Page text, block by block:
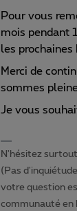
Pour vous
mois pendant
les prochaines
Merci de
sommes
Je vous
N'hésitez
(Pas
votre question
communauté en